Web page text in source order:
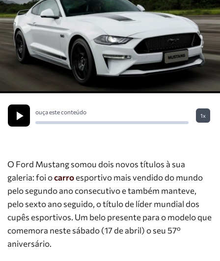
ouça este conteúdo
1x
O Ford Mustang somou dois novos títulos à sua
galeria: foi ocarroesportivo mais vendido do mundo
pelo segundo ano consecutivo e também manteve,
pelo sexto ano seguido, o título de líder mundial dos
cupês esportivos. Um belo presente para o modelo que
comemora neste sábado (17 de abril) o seu 57º
aniversário.